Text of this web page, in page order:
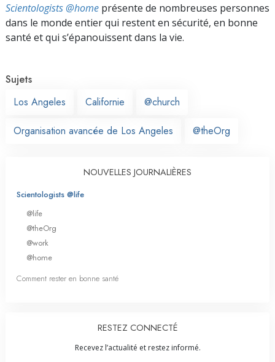
Scientologists @home présente de nombreuses personnes
dans le monde entier qui restent en sécurité, en bonne
santé et qui s’épanouissent dans la vie.
Sujets
Los Angeles
Californie @church
Organisation avancée de Los Angeles @theOrg
NOUVELLES JOURNALIÈRES
Scientologists @life
@life
@theOrg
@work
@home
Comment rester en bonne santé
RESTEZ CONNECTÉ
Recevez l’actualité et restez informé.